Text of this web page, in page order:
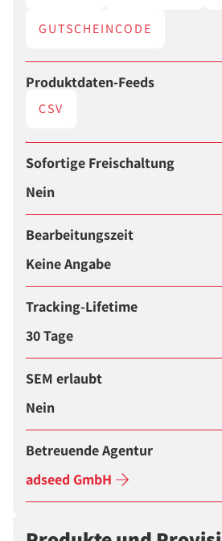
GUTSCHEINCODE
Produktdaten-Feeds
CSV
Sofortige Freischaltung
Nein
Bearbeitungszeit
Keine Angabe
Tracking-Lifetime
30 Tage
SEM erlaubt
Nein
Betreuende Agentur
adseed GmbH